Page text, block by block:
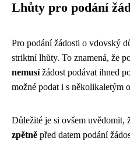
Lhůty pro podání
Pro podání žádosti o vdovský
striktní lhůty. To znamená, že
nemusížádost podávat ihned
možné podat i s několikaletým
Důležité je si ovšem uvědomit,
zpětně před datem podání